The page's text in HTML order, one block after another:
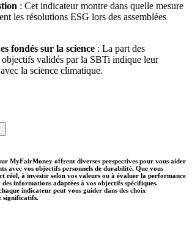
: Cet indicateur montre dans quelle mesure
les résolutions ESG lors des assemblées
fondés sur la science : La part des
objectifs validés par la SBTi indique leur
la science climatique.
MyFairMoney offrent diverses perspectives pour vous aider
avec vos objectifs personnels de durabilité. Que vous
réel, à investir selon vos valeurs ou à évaluer la performance
informations adaptées à vos objectifs spécifiques.
indicateur peut vous guider dans des choix
significatifs.